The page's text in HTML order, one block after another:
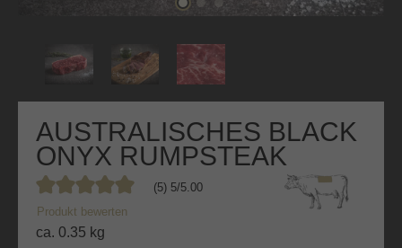
AUSTRALISCHES BLACK
ONYX RUMPSTEAK
Durchschnittliche Bewertung von 5 von 5 Sternen
(5) 5/5.00
Produkt bewerten
ca. 0.35 kg